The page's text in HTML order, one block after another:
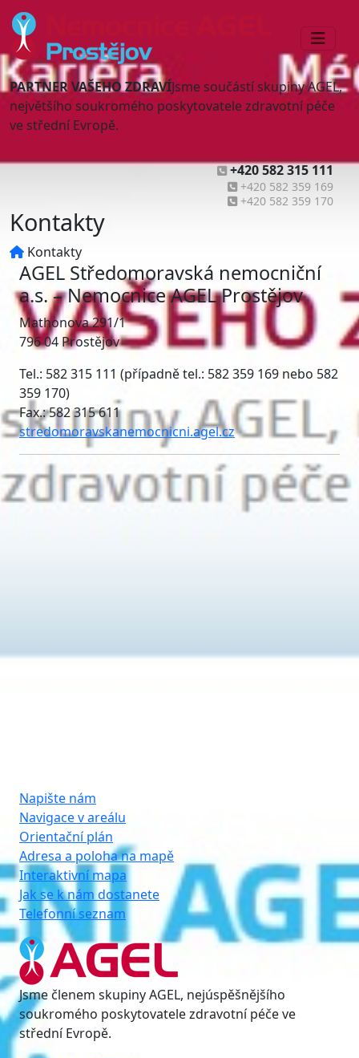
PARTNER VAŠEHO ZDRAVÍJsme součástí skupiny AGEL,
největšího soukromého poskytovatele zdravotní péče
ve střední Evropě.
+420 582 315 111
+420 582 359 169
+420 582 359 170
Kontakty
Kontakty
AGEL Středomoravská nemocniční
a.s. – Nemocnice AGEL Prostějov
Mathonova 291/1
796 04 Prostějov
Tel.: 582 315 111 (případně tel.: 582 359 169 nebo 582
359 170)
Fax.: 582 315 611
stredomoravskanemocnicni.agel.cz
Napište nám
Navigace v areálu
Orientační plán
Adresa a poloha na mapě
Interaktivní mapa
Jak se k nám dostanete
Telefonní seznam
Jsme členem skupiny AGEL, nejúspěšnějšího
soukromého poskytovatele zdravotní péče ve
střední Evropě.